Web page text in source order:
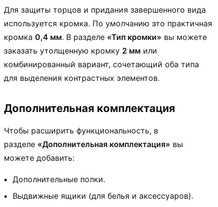
Для защиты торцов и придания завершенного вида
используется кромка. По умолчанию это практичная
кромка 0,4 мм. В разделе «Тип кромки» вы можете
заказать утолщенную кромку 2 мм или
комбинированный вариант, сочетающий оба типа
для выделения контрастных элементов.
Дополнительная комплектация
Чтобы расширить функциональность, в
разделе «Дополнительная комплектация» вы
можете добавить:
Дополнительные полки.
Выдвижные ящики (для белья и аксессуаров).